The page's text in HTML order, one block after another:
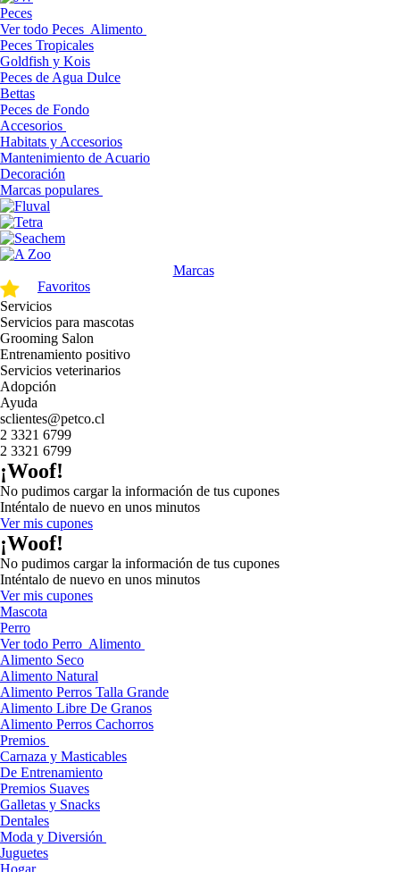
Peces
Ver todo Peces Alimento
Peces Tropicales
Goldfish y Kois
Peces de Agua Dulce
Bettas
Peces de Fondo
Accesorios
Habitats y Accesorios
Mantenimiento de Acuario
Decoración
Marcas populares
Marcas
Favoritos
Servicios
Servicios para mascotas
Grooming Salon
Entrenamiento positivo
Servicios veterinarios
Adopción
Ayuda
sclientes@petco.cl
2 3321 6799
2 3321 6799
¡Woof!
No pudimos cargar la información de tus cupones
Inténtalo de nuevo en unos minutos
Ver mis cupones
¡Woof!
No pudimos cargar la información de tus cupones
Inténtalo de nuevo en unos minutos
Ver mis cupones
Mascota
Perro
Ver todo Perro Alimento
Alimento Seco
Alimento Natural
Alimento Perros Talla Grande
Alimento Libre De Granos
Alimento Perros Cachorros
Premios
Carnaza y Masticables
De Entrenamiento
Premios Suaves
Galletas y Snacks
Dentales
Moda y Diversión
Juguetes
Hogar